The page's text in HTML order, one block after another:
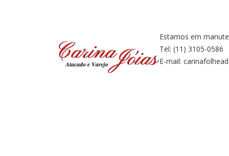
Estamos em
Tel: (11) 3105-0586
E-mail: